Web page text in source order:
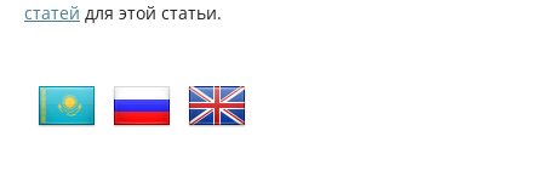
статей для этой статьи.